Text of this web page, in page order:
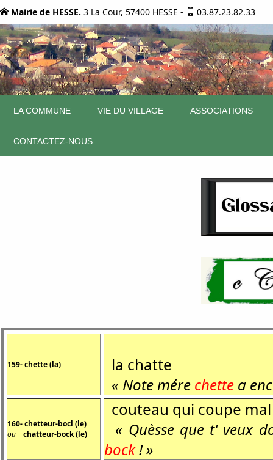
Mairie de HESSE. 3 La Cour, 57400 HESSE - 03.87.23.82.33
LA COMMUNE VIE DU VILLAGE ASSOCIATIONS
CONTACTEZ-NOUS
159- chette (la)
la chatte
« Note mére chette a
160- chetteur-bocl (le)
ou chatteur-bock (le)
couteau qui coupe mal
« Quèsse que t' veux
bock! »